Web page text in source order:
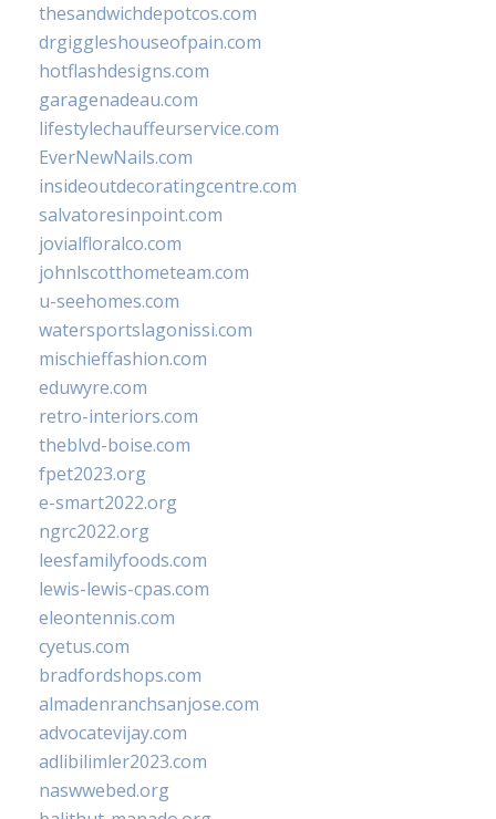
thesandwichdepotcos.com
drgiggleshouseofpain.com
hotflashdesigns.com
garagenadeau.com
lifestylechauffeurservice.com
EverNewNails.com
insideoutdecoratingcentre.com
salvatoresinpoint.com
jovialfloralco.com
johnlscotthometeam.com
u-seehomes.com
watersportslagonissi.com
mischieffashion.com
eduwyre.com
retro-interiors.com
theblvd-boise.com
fpet2023.org
e-smart2022.org
ngrc2022.org
leesfamilyfoods.com
lewis-lewis-cpas.com
eleontennis.com
cyetus.com
bradfordshops.com
almadenranchsanjose.com
advocatevijay.com
adlibilimler2023.com
naswwebed.org